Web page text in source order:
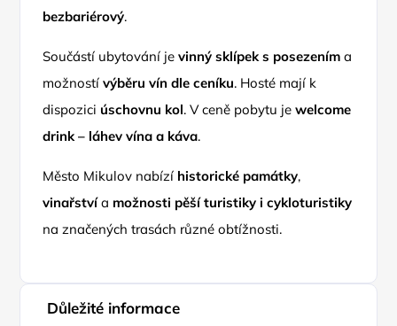
bezbariérový.
Součástí ubytování jevinný sklípek s posezením a
možnostívýběru vín dle ceníku. Hosté mají k
dispozici úschovnu kol. V ceně pobytu jewelcome
drink – láhev vína a káva.
Město Mikulov nabízí historické památky,
vinařstvía možnosti pěší turistiky i cykloturistiky
na značených trasách různé obtížnosti.
Důležité informace